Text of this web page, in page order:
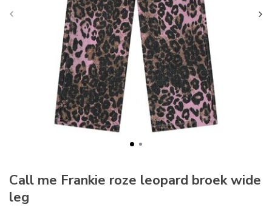
Call me Frankie roze leopard broek wide
leg